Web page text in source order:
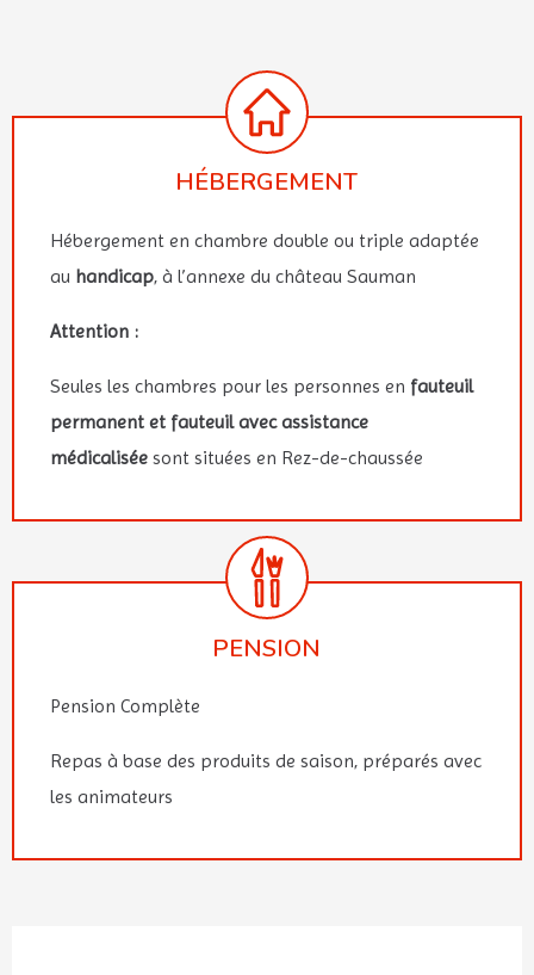
HÉBERGEMENT
Hébergement en chambre double ou triple adaptée
au handicap, à l’annexe du château Sauman
Attention :
Seules les chambres pour les personnes en fauteuil
permanent et fauteuil avec assistance
médicalisée sont situées en Rez-de-chaussée
PENSION
Pension Complète
Repas à base des produits de saison, préparés avec
les animateurs